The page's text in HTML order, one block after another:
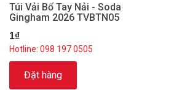
Túi Vải Bố Tay Nải - Soda
Gingham 2026 TVBTN05
1₫
Hotline: 098 197 0505
Đặt hàng